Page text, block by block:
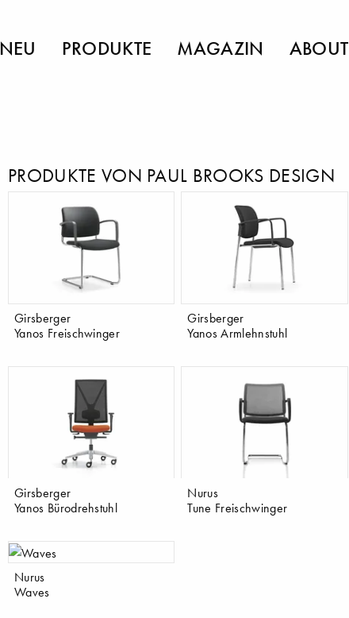
NEU PRODUKTE MAGAZIN ABOUT
PRODUKTE VON PAUL BROOKS DESIGN
Girsberger
Yanos Freischwinger
Girsberger
Yanos Armlehnstuhl
Girsberger
Yanos Bürodrehstuhl
Nurus
Tune Freischwinger
Nurus
Waves